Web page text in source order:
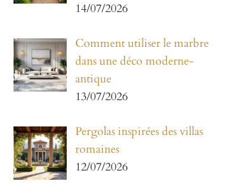
14/07/2026
Comment utiliser le marbre
dans une déco moderne-
antique
13/07/2026
Pergolas inspirées des villas
romaines
12/07/2026